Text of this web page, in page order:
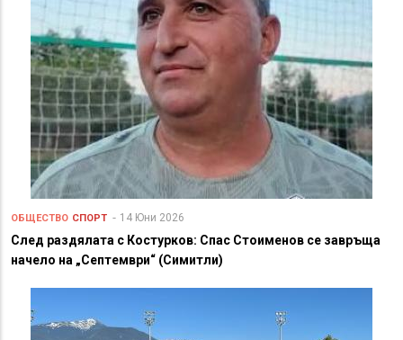
ОБЩЕСТВО СПОРТ 14 Юни 2026
След раздялата с Костурков: Спас Стоименов се завръща
начело на „Септември“ (Симитли)